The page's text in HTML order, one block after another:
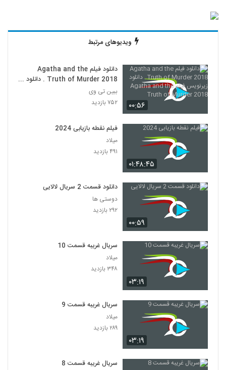
ویدیوهای مرتبط
۰۰:۵۶
دانلود فیلم Agatha and the
Truth of Murder 2018 . دانلود
Truth of Murder 2018
ببین تی وی
۷۵۲ بازدید
۰۱:۴۸:۴۵
فیلم نقطه بازیابی 2024
میلاد
۴۹۱ بازدید
۰۰:۵۹
دانلود قسمت 2 سریال لالایی
دوستی ها
۲۹۲ بازدید
۰۳:۱۹
سریال غریبه قسمت 10
میلاد
۳۴۸ بازدید
۰۳:۱۹
سریال غریبه قسمت 9
میلاد
۲۸۹ بازدید
سریال غریبه قسمت 8